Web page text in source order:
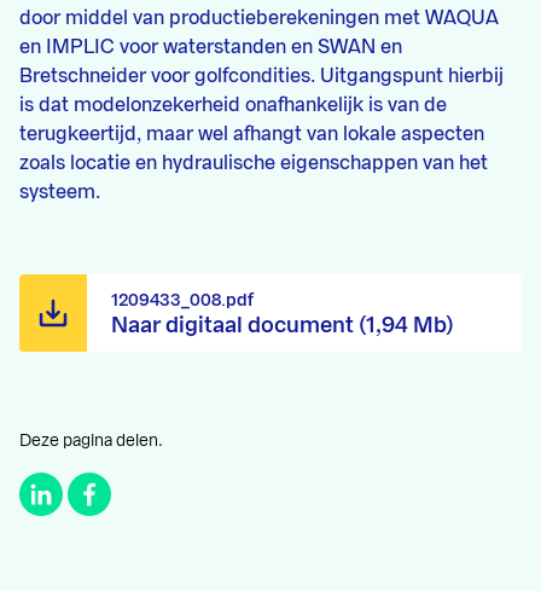
door middel van productieberekeningen met WAQUA
en IMPLIC voor waterstanden en SWAN en
Bretschneider voor golfcondities. Uitgangspunt hierbij
is dat modelonzekerheid onafhankelijk is van de
terugkeertijd, maar wel afhangt van lokale aspecten
zoals locatie en hydraulische eigenschappen van het
systeem.
Naar digitaal document (1,94 Mb)
1209433_008.pdf
Deze pagina delen.